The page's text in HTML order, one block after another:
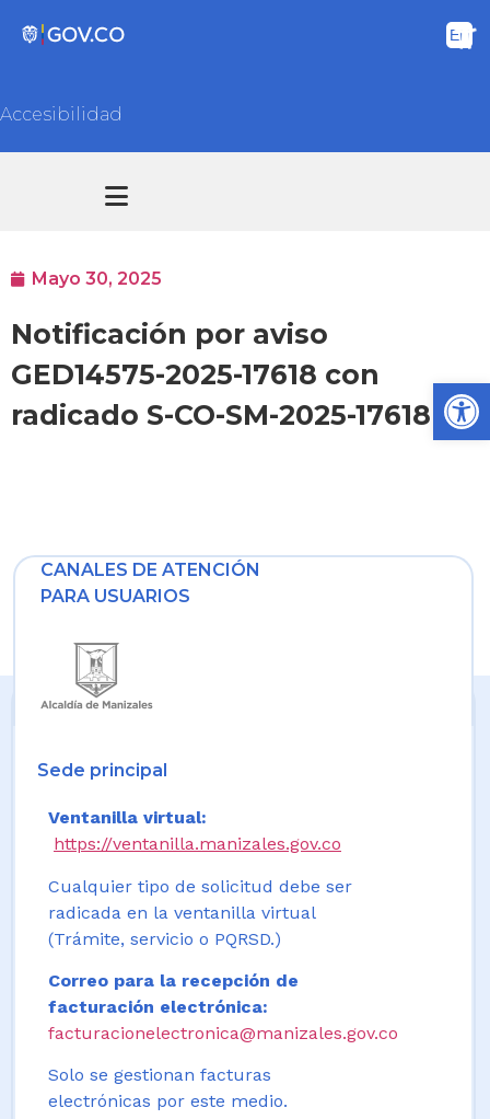
Accesibilidad
Mayo 30, 2025
Notificación por aviso
GED14575-2025-17618 con
radicado S-CO-SM-2025-17618
CANALES DE ATENCIÓN
PARA USUARIOS
Sede principal
Ventanilla virtual:
https://ventanilla.manizales.gov.co
Cualquier tipo de solicitud debe ser
radicada en la ventanilla virtual
(Trámite, servicio o PQRSD.)
Correo para la recepción de
facturación electrónica:
facturacionelectronica@manizales.gov.co
Solo se gestionan facturas
electrónicas por este medio.